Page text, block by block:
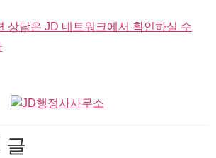
상담은 JD 네트워크에서 확인하실 수
글